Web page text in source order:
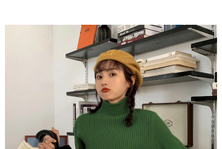
１．簡單：不需註冊會員、不需綁卡、不需儲值。
２．便利：只要手機號碼，簡訊認證，即可結帳。
３．安心：先確認商品／服務後，再付款。
【「AFTEE先享後付」結帳流程】
１．於結帳方式選擇「AFTEE先享後付」後，將跳轉至「AFTEE先享後付」
結帳頁面，進行簡訊認證並確認金額後，即可完成結帳。
２．訂單成立數日內，您將收到繳費通知簡訊。
３．收到繳費通知簡訊後14天內，點擊此簡訊中的連結，可透過四大超商／
ATM／網路銀行／等多元方式進行付款，方視為交易完成。
※ 請注意：結帳手續完成當下不需立刻繳費，但若您需要取消訂單，請聯絡
購買商品的店家。未經商家同意取消之訂單仍視為有效，需透過AFTEE先享
後付繳納相關費用。
每筆NT$80，滿NT$1,500(含以上)免運費
每筆NT$80，滿NT$1,500(含以上)免運費
每筆NT$80，滿NT$1,500(含以上)免運費